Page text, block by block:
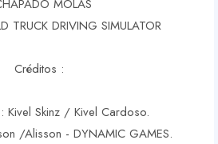
MOLAS
TRUCK DRIVING SIMULATOR
Créditos :
Kivel Skinz / Kivel Cardoso.
/Alisson - DYNAMIC GAMES.